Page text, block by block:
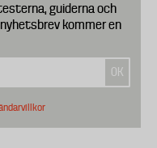
guiderna och
kommer en